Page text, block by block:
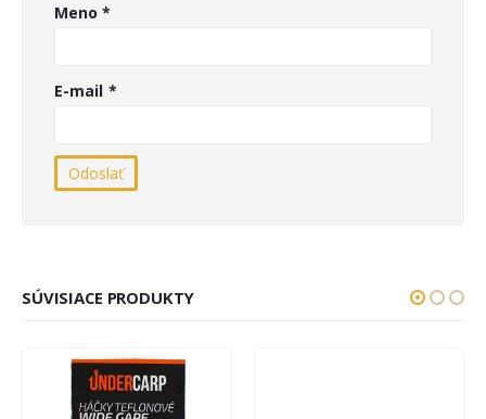
Meno*
E-mail *
SÚVISIACE PRODUKTY